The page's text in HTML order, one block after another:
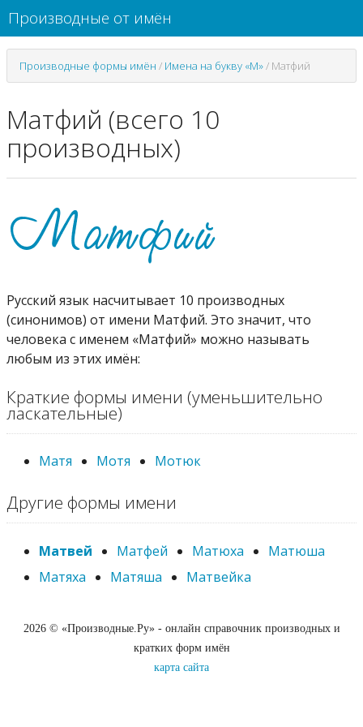
Производные от имён
Производные формы имён / Имена на букву «М»/ Матфий
Матфий (всего 10
производных)
Русский язык насчитывает 10 производных
(синонимов) от имени Матфий. Это значит, что
человека с именем «Матфий» можно называть
любым из этих имён:
Краткие формы имени (уменьшительно
ласкательные)
Матя Мотя Мотюк
Другие формы имени
Матвей Матфей Матюха
Матюша
Матяха
Матяша Матвейка
2026 © «Производные.Ру» - онлайн справочник производных и
кратких форм имён
карта сайта